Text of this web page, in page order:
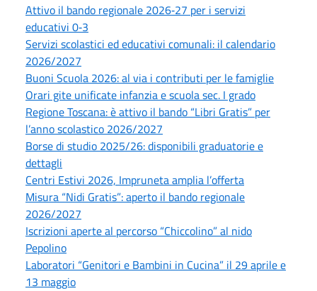
Attivo il bando regionale 2026‑27 per i servizi
educativi 0‑3
Servizi scolastici ed educativi comunali: il calendario
2026/2027
Buoni Scuola 2026: al via i contributi per le famiglie
Orari gite unificate infanzia e scuola sec. I grado
Regione Toscana: è attivo il bando “Libri Gratis” per
l’anno scolastico 2026/2027
Borse di studio 2025/26: disponibili graduatorie e
dettagli
Centri Estivi 2026, Impruneta amplia l’offerta
Misura “Nidi Gratis”: aperto il bando regionale
2026/2027
Iscrizioni aperte al percorso “Chiccolino” al nido
Pepolino
Laboratori “Genitori e Bambini in Cucina” il 29 aprile e
13 maggio